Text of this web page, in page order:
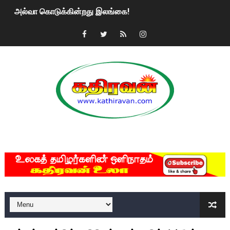
அல்வா கொடுக்கின்றது இலங்கை!
2ஆம் நாள் உக்ரைன் யுத்தம்!! எங்களைத் தனிமையில்
மகிந்த ராஜபக்சே பதவி விலக திட்டம்?
ரவுடி பேபிக்கு நடந்த தரமான சம்பவம்.. ஆபாச வீடியோக்களால்
குண்டை தூக்கிப்போட்ட ஆய்வு…. இந்தியாவின் “கோவிஷீல்டு”
யாழில் தமிழின தலைவர் பிரபாகரனின் பிறந்தநாளை
ஏர்போர்ட்டில் உதைத்த நபர் யார், என்ன நடந்தது?: உண்மையை
சீனா இலங்கையிடம் 8 மில்லியன் அமெரிக்க டொலர் நட்டஈடு